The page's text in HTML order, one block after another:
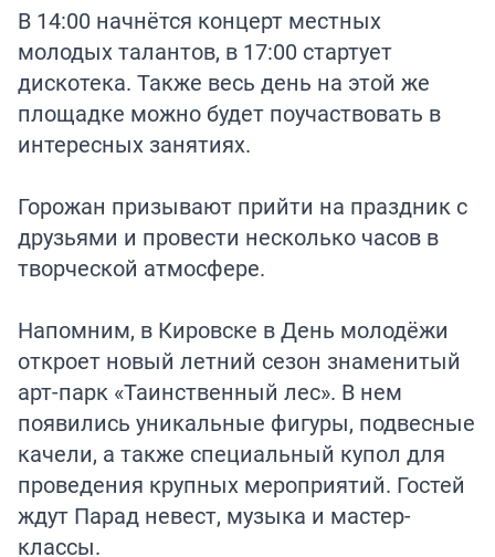
В 14:00 начнётся концерт местных
молодых талантов, в 17:00 стартует
дискотека. Также весь день на этой же
площадке можно будет поучаствовать в
интересных занятиях.
Горожан призывают прийти на праздник с
друзьями и провести несколько часов в
творческой атмосфере.
Напомним, в Кировске в День молодёжи
откроет новый летний сезон знаменитый
арт-парк «Таинственный лес». В нем
появились уникальные фигуры, подвесные
качели, а также специальный купол для
проведения крупных мероприятий. Гостей
ждут Парад невест, музыка и мастер-
классы.